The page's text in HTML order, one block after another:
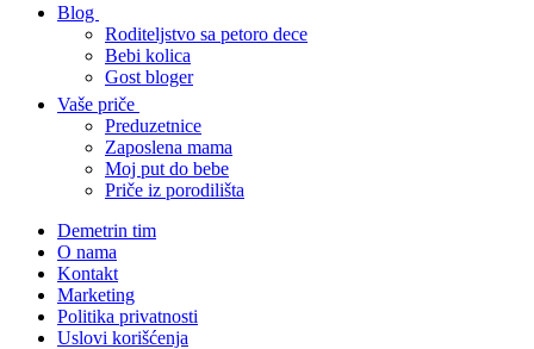
Blog
Roditeljstvo sa petoro dece
Bebi kolica
Gost bloger
Vaše priče
Preduzetnice
Zaposlena mama
Moj put do bebe
Priče iz porodilišta
Demetrin tim
O nama
Kontakt
Marketing
Politika privatnosti
Uslovi korišćenja